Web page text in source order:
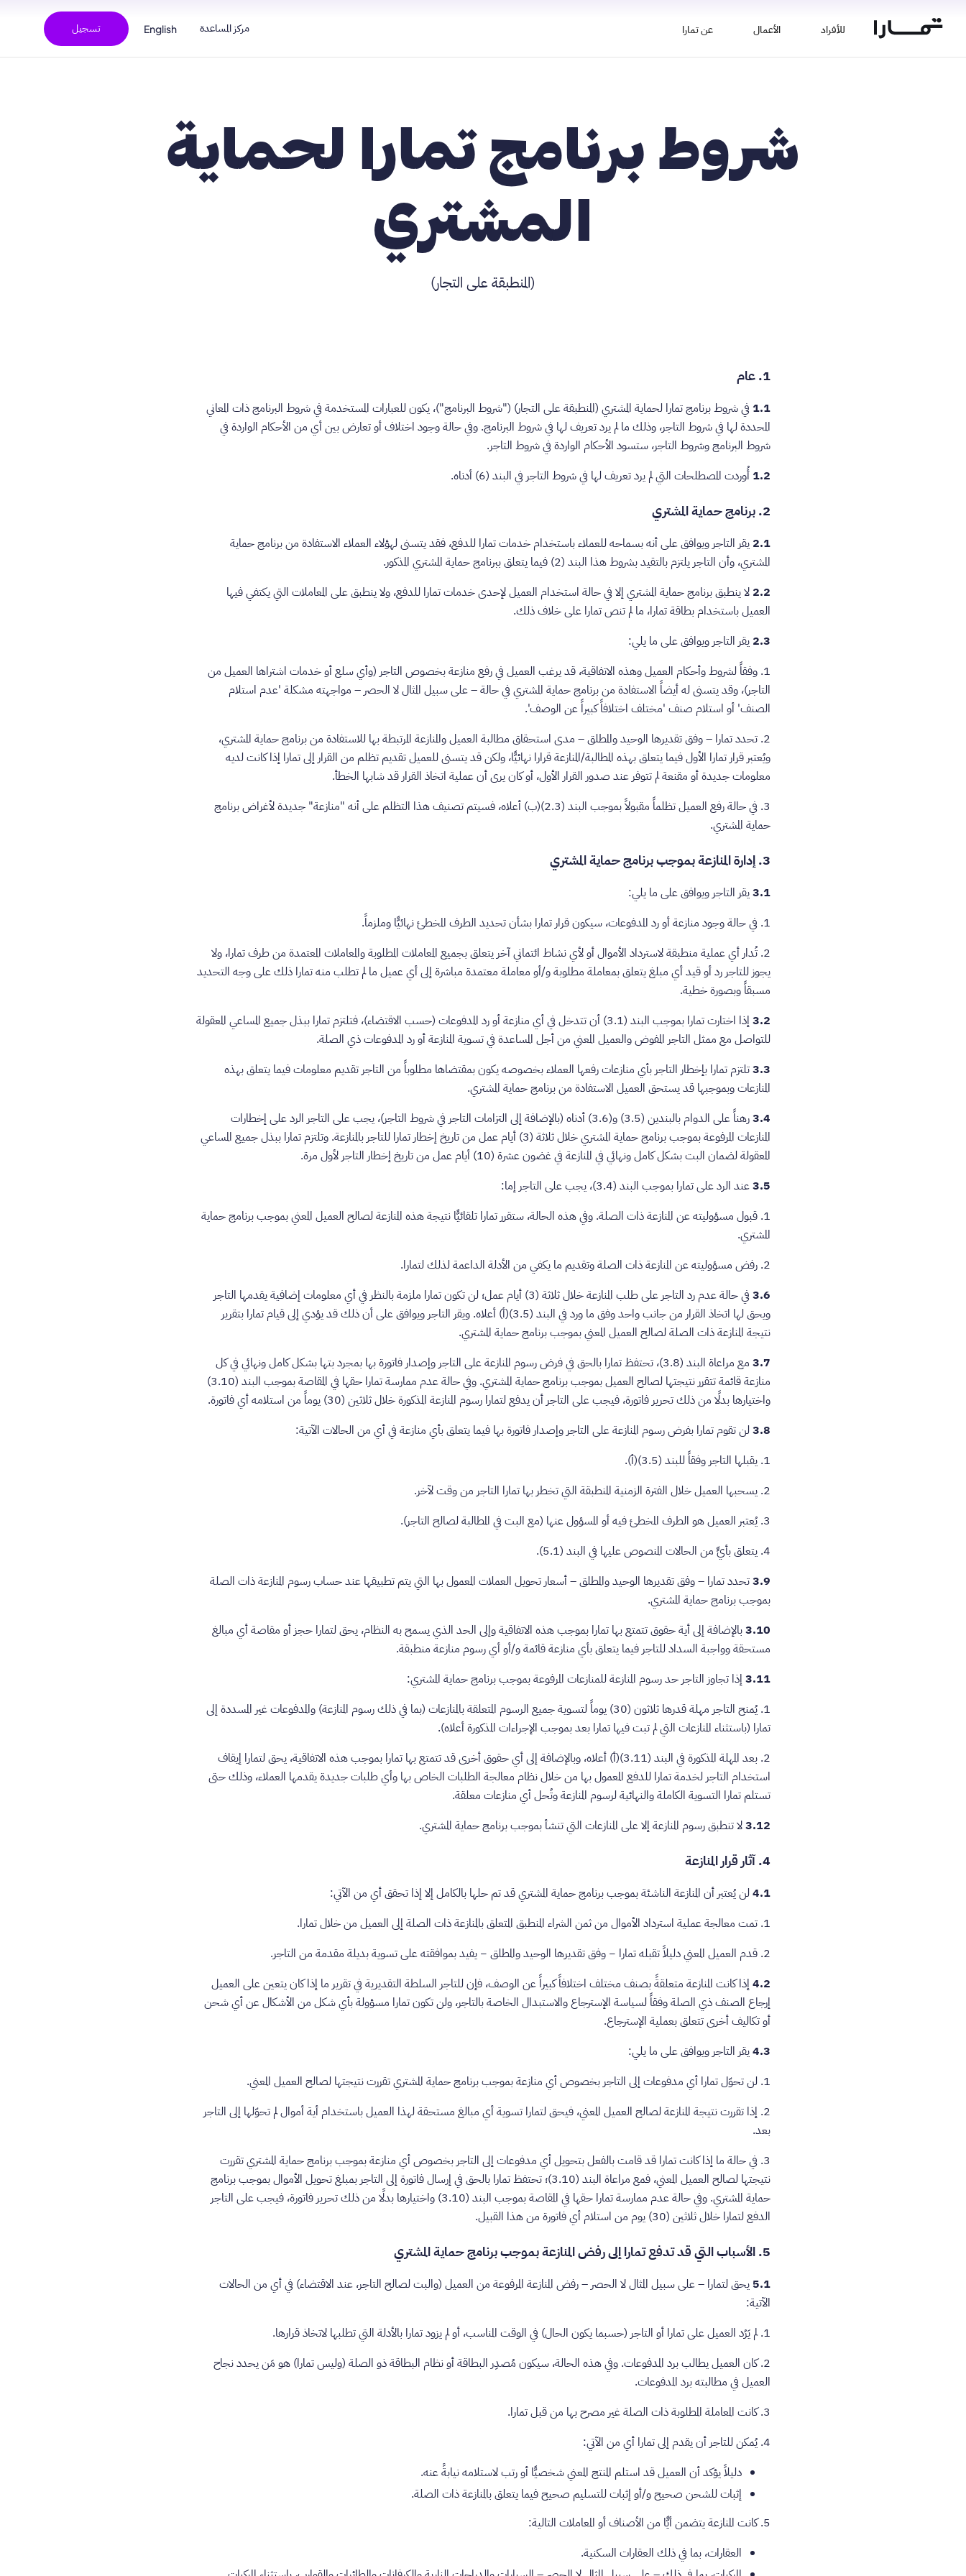
للأفراد الأعمال عن تمارا مركز المساعدة English تسجيل
شروط برنامج تمارا لحماية
المشتري
(المنطبقة على التجار)
1. عام
1.1 في شروط برنامج تمارا لحماية المشتري (المنطبقة على التجار) ("شروط البرنامج")، يكون للعبارات المستخدمة في شروط البرنامج ذات المعاني
المحددة لها في شروط التاجر، وذلك ما لم يرد تعريف لها في شروط البرنامج. وفي حالة وجود اختلاف أو تعارض بين أي من الأحكام الواردة في
شروط البرنامج وشروط التاجر، ستسود الأحكام الواردة في شروط التاجر.
1.2 أُوردت المصطلحات التي لم يرد تعريف لها في شروط التاجر في البند (‏6) أدناه.
2. برنامج حماية المشتري
2.1 يقر التاجر ويوافق على أنه بسماحه للعملاء باستخدام خدمات تمارا للدفع، فقد يتسنى لهؤلاء العملاء الاستفادة من برنامج حماية
المشتري، وأن التاجر يلتزم بالتقيد بشروط هذا البند (‏2) فيما يتعلق ببرنامج حماية المشتري المذكور.
2.2 لا ينطبق برنامج حماية المشتري إلا في حالة استخدام العميل لإحدى خدمات تمارا للدفع، ولا ينطبق على المعاملات التي يكتفي فيها
العميل باستخدام بطاقة تمارا، ما لم تنص تمارا على خلاف ذلك.
2.3 يقر التاجر ويوافق على ما يلي:
1. وفقاً لشروط وأحكام العميل وهذه الاتفاقية، قد يرغب العميل في رفع منازعة بخصوص التاجر (وأي سلع أو خدمات اشتراها العميل من
التاجر)، وقد يتسنى له أيضاً الاستفادة من برنامج حماية المشتري في حالة – على سبيل المثال لا الحصر – مواجهته مشكلة 'عدم استلام
الصنف' أو استلام صنف 'مختلف اختلافاً كبيراً عن الوصف'.
2. تحدد تمارا – وفق تقديرها الوحيد والمطلق – مدى استحقاق مطالبة العميل والمنازعة المرتبطة بها للاستفادة من برنامج حماية المشتري،
ويُعتبر قرار تمارا الأول فيما يتعلق بهذه المطالبة/المنازعة قرارا نهائيًّا، ولكن قد يتسنى للعميل تقديم تظلم من القرار إلى تمارا إذا كانت لديه
معلومات جديدة أو مقنعة لم تتوفر عند صدور القرار الأول، أو كان يرى أن عملية اتخاذ القرار قد شابها الخطأ.
3. في حالة رفع العميل تظلماً مقبولاً بموجب البند (2.3)(‏‌ب) أعلاه، فسيتم تصنيف هذا التظلم على أنه "منازعة" جديدة لأغراض برنامج
حماية المشتري.
3. إدارة المنازعة بموجب برنامج حماية المشتري
3.1يقر التاجر ويوافق على ما يلي:
1. في حالة وجود منازعة أو رد المدفوعات، سيكون قرار تمارا بشأن تحديد الطرف المخطئ نهائيًّا وملزماً.
2. تُدار أي عملية منطبقة لاسترداد الأموال أو لأي نشاط ائتماني آخر يتعلق بجميع المعاملات المطلوبة والمعاملات المعتمدة من طرف تمارا، ولا
يجوز للتاجر رد أو قيد أي مبلغ يتعلق بمعاملة مطلوبة و/أو معاملة معتمدة مباشرة إلى أي عميل ما لم تطلب منه تمارا ذلك على وجه التحديد
مسبقاً وبصورة خطية.
3.2
إذا اختارت تمارا بموجب البند (‏3.1) أن تتدخل في أي منازعة أو رد المدفوعات (حسب الاقتضاء)، فتلتزم تمارا ببذل جميع المساعي المعقولة
للتواصل مع ممثل التاجر المفوض والعميل المعني من أجل المساعدة في تسوية المنازعة أو رد المدفوعات ذي الصلة.
3.3تلتزم تمارا بإخطار التاجر بأي منازعات رفعها العملاء بخصوصه يكون بمقتضاها مطلوباً من التاجر تقديم معلومات فيما يتعلق بهذه
المنازعات وبموجبها قد يستحق العميل الاستفادة من برنامج حماية المشتري.
3.4
رهناً على الدوام بالبندين (‏3.5) و(‏3.6) أدناه (بالإضافة إلى التزامات التاجر في شروط التاجر)، يجب على التاجر الرد على إخطارات
المنازعات المرفوعة بموجب برنامج حماية المشتري خلال ثلاثة (3) أيام عمل من تاريخ إخطار تمارا للتاجر بالمنازعة. وتلتزم تمارا ببذل جميع المساعي
المعقولة لضمان البت بشكل كامل ونهائي في المنازعة في غضون عشرة (10) أيام عمل من تاريخ إخطار التاجر لأول مرة.
3.5عند الرد على تمارا بموجب البند (‏3.4)، يجب على التاجر إما:
1. قبول مسؤوليته عن المنازعة ذات الصلة. وفي هذه الحالة، ستقرر تمارا تلقائيًّا نتيجة هذه المنازعة لصالح العميل المعني بموجب برنامج حماية
المشتري.
2. رفض مسؤوليته عن المنازعة ذات الصلة وتقديم ما يكفي من الأدلة الداعمة لذلك لتمارا.
3.6
في حالة عدم رد التاجر على طلب المنازعة خلال ثلاثة (3) أيام عمل؛ لن تكون تمارا ملزمة بالنظر في أي معلومات إضافية يقدمها التاجر
ويحق لها اتخاذ القرار من جانب واحد وفق ما ورد في البند (3.5)(أ) أعلاه. ويقر التاجر ويوافق على أن ذلك قد يؤدي إلى قيام تمارا بتقرير
نتيجة المنازعة ذات الصلة لصالح العميل المعني بموجب برنامج حماية المشتري.
3.7
مع مراعاة البند (‏3.8)، تحتفظ تمارا بالحق في فرض رسوم المنازعة على التاجر وإصدار فاتورة بها بمجرد بتها بشكل كامل ونهائي في كل
منازعة قائمة تتقرر نتيجتها لصالح العميل بموجب برنامج حماية المشتري. وفي حالة عدم ممارسة تمارا حقها في المقاصة بموجب البند (‏3.10)
واختيارها بدلًا من ذلك تحرير فاتورة، فيجب على التاجر أن يدفع لتمارا رسوم المنازعة المذكورة خلال ثلاثين (30) يوماً من استلامه أي فاتورة.
3.8لن تقوم تمارا بفرض رسوم المنازعة على التاجر وإصدار فاتورة بها فيما يتعلق بأي منازعة في أي من الحالات الآتية:
1. يقبلها التاجر وفقاً للبند (3.5)(أ).
2. يسحبها العميل خلال الفترة الزمنية المنطبقة التي تخطر بها تمارا التاجر من وقت لآخر.
3. يُعتبر العميل هو الطرف المخطئ فيه أو المسؤول عنها (مع البت في المطالبة لصالح التاجر).
4. يتعلق بأيٍّ من الحالات المنصوص عليها في البند (‏5.1).
3.9تحدد تمارا – وفق تقديرها الوحيد والمطلق – أسعار تحويل العملات المعمول بها التي يتم تطبيقها عند حساب رسوم المنازعة ذات الصلة
بموجب برنامج حماية المشتري.
3.10بالإضافة إلى أية حقوق تتمتع بها تمارا بموجب هذه الاتفاقية وإلى الحد الذي يسمح به النظام، يحق لتمارا حجز أو مقاصة أي مبالغ
مستحقة وواجبة السداد للتاجر فيما يتعلق بأي منازعة قائمة و/أو أي رسوم منازعة منطبقة.
3.11 إذا تجاوز التاجر حد رسوم المنازعة للمنازعات المرفوعة بموجب برنامج حماية المشتري:
1. يُمنح التاجر مهلة قدرها ثلاثون (30) يوماً لتسوية جميع الرسوم المتعلقة بالمنازعات (بما في ذلك رسوم المنازعة) والمدفوعات غير المسددة إلى
تمارا (باستثناء المنازعات التي لم تبت فيها تمارا بعد بموجب الإجراءات المذكورة أعلاه).
2. بعد المهلة المذكورة في البند (3.11)(‏‌أ) أعلاه، وبالإضافة إلى أي حقوق أخرى قد تتمتع بها تمارا بموجب هذه الاتفاقية، يحق لتمارا إيقاف
استخدام التاجر لخدمة تمارا للدفع المعمول بها من خلال نظام معالجة الطلبات الخاص بها وأي طلبات جديدة يقدمها العملاء، وذلك حتى
تستلم تمارا التسوية الكاملة والنهائية لرسوم المنازعة وتُحل أي منازعات معلقة.
3.12لا تنطبق رسوم المنازعة إلا على المنازعات التي تنشأ بموجب برنامج حماية المشتري.
4. آثار قرار المنازعة
4.1لن يُعتبر أن المنازعة الناشئة بموجب برنامج حماية المشتري قد تم حلها بالكامل إلا إذا تحقق أي من الآتي:
1. تمت معالجة عملية استرداد الأموال من ثمن الشراء المنطبق المتعلق بالمنازعة ذات الصلة إلى العميل من خلال تمارا.
2. قدم العميل المعني دليلاً تقبله تمارا − وفق تقديرها الوحيد والمطلق − يفيد بموافقته على تسوية بديلة مقدمة من التاجر.
4.2 إذا كانت المنازعة متعلقةً بصنف مختلف اختلافاً كبيراً عن الوصف، فإن للتاجر السلطة التقديرية في تقرير ما إذا كان يتعين على العميل
إرجاع الصنف ذي الصلة وفقاً لسياسة الإسترجاع والاستبدال الخاصة بالتاجر، ولن تكون تمارا مسؤولة بأي شكل من الأشكال عن أي شحن
أو تكاليف أخرى تتعلق بعملية الإسترجاع.
4.3يقر التاجر ويوافق على ما يلي:
1. لن تحوّل تمارا أي مدفوعات إلى التاجر بخصوص أي منازعة بموجب برنامج حماية المشتري تقررت نتيجتها لصالح العميل المعني.
2. إذا تقررت نتيجة المنازعة لصالح العميل المعني، فيحق لتمارا تسوية أي مبالغ مستحقة لهذا العميل باستخدام أية أموال لم تحوّلها إلى التاجر
بعد.
3. في حالة ما إذا كانت تمارا قد قامت بالفعل بتحويل أي مدفوعات إلى التاجر بخصوص أي منازعة بموجب برنامج حماية المشتري تقررت
نتيجتها لصالح العميل المعني، فمع مراعاة البند (‏3.10)؛ تحتفظ تمارا بالحق في إرسال فاتورة إلى التاجر بمبلغ تحويل الأموال بموجب برنامج
حماية المشتري. وفي حالة عدم ممارسة تمارا حقها في المقاصة بموجب البند (‏3.10) واختيارها بدلًا من ذلك تحرير فاتورة، فيجب على التاجر
الدفع لتمارا خلال ثلاثين (30) يوم من استلام أي فاتورة من هذا القبيل.
5. الأسباب التي قد تدفع تمارا إلى رفض المنازعة بموجب برنامج حماية المشتري
5.1 يحق لتمارا – على سبيل المثال لا الحصر – رفض المنازعة المرفوعة من العميل (والبت لصالح التاجر، عند الاقتضاء) في أي من الحالات
الآتية:
1. لم يَرُد العميل على تمارا أو التاجر (حسبما يكون الحال) في الوقت المناسب، أو لم يزود تمارا بالأدلة التي تطلبها لاتخاذ قرارها.
2. كان العميل يطالب برد المدفوعات. وفي هذه الحالة، سيكون مُصدِر البطاقة أو نظام البطاقة ذو الصلة (وليس تمارا) هو مَن يحدد نجاح
العميل في مطالبته برد المدفوعات.
3. كانت المعاملة المطلوبة ذات الصلة غير مصرح بها من قبل تمارا.
4. يُمكن للتاجر أن يقدم إلى تمارا أي من الآتي:
دليلاً يؤكد أن العميل قد استلم المنتج المعني شخصيًّا أو رتب لاستلامه نيابةً عنه.
إثبات للشحن صحيح و/أو إثبات للتسليم صحيح فيما يتعلق بالمنازعة ذات الصلة.
5. كانت المنازعة يتضمن أيًّا من الأصناف أو المعاملات التالية:
العقارات، بما في ذلك العقارات السكنية.